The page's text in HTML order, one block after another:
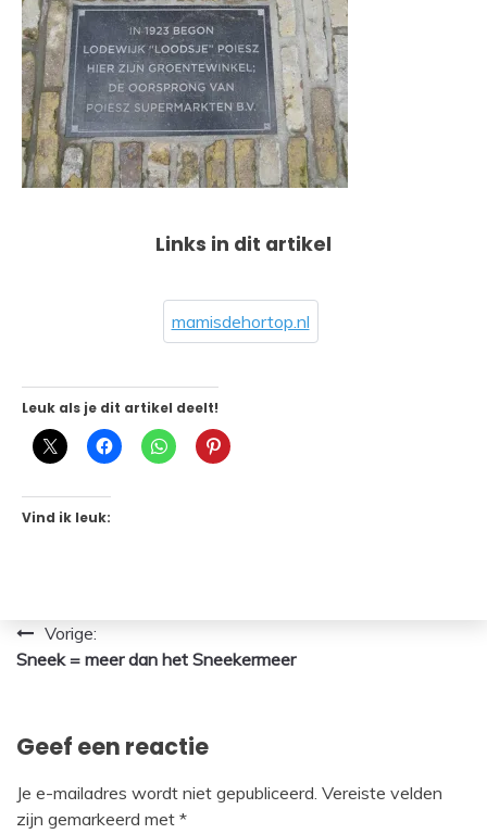
Links in dit artikel
mamisdehortop.nl
Leuk als je dit artikel deelt!
Vind ik leuk:
Bericht
navigatie
Vorige:
Sneek = meer dan het Sneekermeer
Geef een reactie
Je e-mailadres wordt niet gepubliceerd. Vereiste velden
zijn gemarkeerd met *